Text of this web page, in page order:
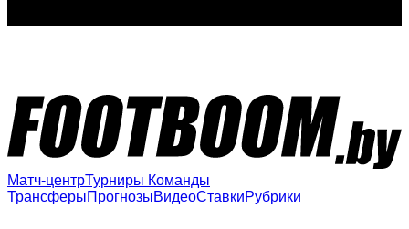
Матч-центрТурниры Команды
ТрансферыПрогнозыВидеоСтавкиРубрики